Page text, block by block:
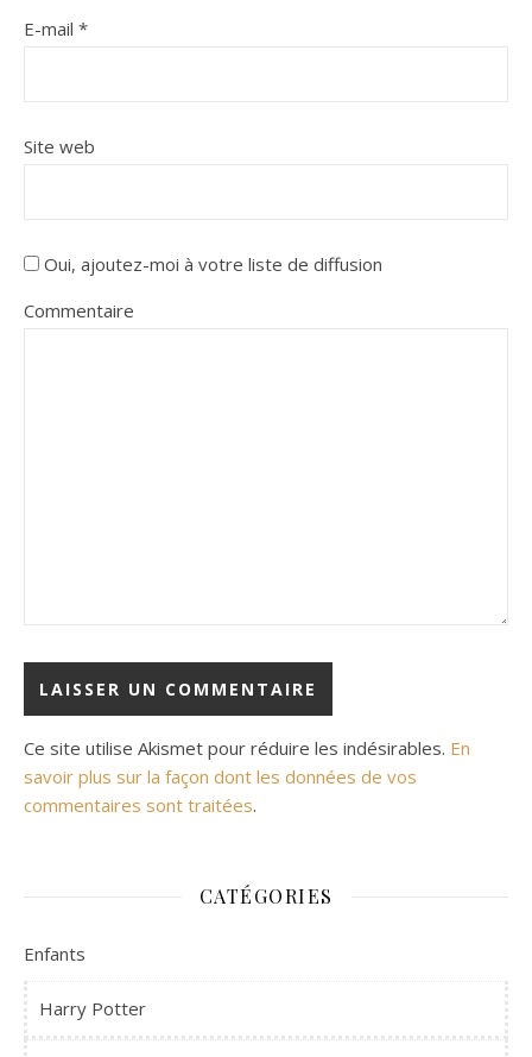
E-mail *
Site web
Oui, ajoutez-moi à votre liste de diffusion
Commentaire
Ce site utilise Akismet pour réduire les indésirables. En
savoir plus sur la façon dont les données de vos
commentaires sont traitées.
CATÉGORIES
Enfants
Harry Potter